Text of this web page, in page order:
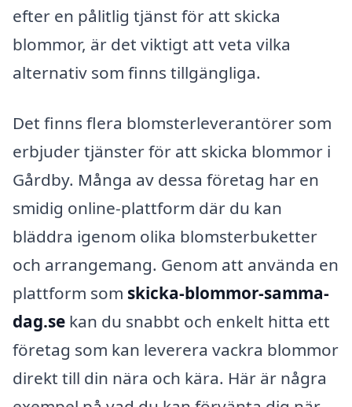
efter en pålitlig tjänst för att skicka
blommor, är det viktigt att veta vilka
alternativ som finns tillgängliga.
Det finns flera blomsterleverantörer som
erbjuder tjänster för att skicka blommor i
Gårdby. Många av dessa företag har en
smidig online-plattform där du kan
bläddra igenom olika blomsterbuketter
och arrangemang. Genom att använda en
plattform som skicka-blommor-samma-
dag.se kan du snabbt och enkelt hitta ett
företag som kan leverera vackra blommor
direkt till din nära och kära. Här är några